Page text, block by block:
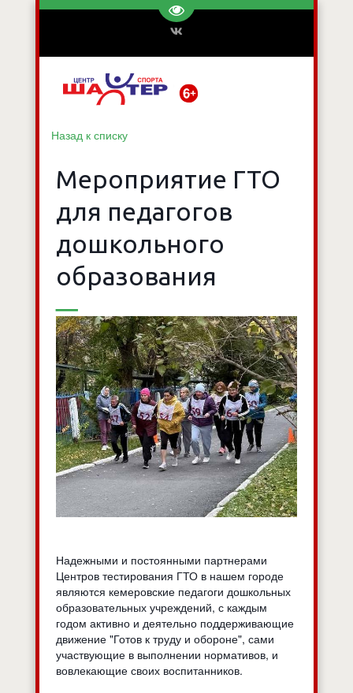
Перейти на версию для
Назад к списку
Мероприятие ГТО
для педагогов
дошкольного
образования
Надежными и постоянными партнерами
Центров тестирования ГТО в нашем городе
являются кемеровские педагоги дошкольных
образовательных учреждений, с каждым
годом активно и деятельно поддерживающие
движение "Готов к труду и обороне", сами
участвующие в выполнении нормативов, и
вовлекающие своих воспитанников.